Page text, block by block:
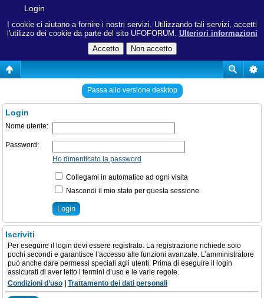
I cookie ci aiutano a fornire i nostri servizi. Utilizzando tali servizi, accetti
l'utilizzo dei cookie da parte del sito UFOFORUM. Ulteriori informazioni
Login
Passa allo versione desktop
Login
Nome utente:
Password:
Ho dimenticato la password
Collegami in automatico ad ogni visita
Nascondi il mio stato per questa sessione
Iscriviti
Per eseguire il login devi essere registrato. La registrazione richiede solo
pochi secondi e garantisce l’accesso alle funzioni avanzate. L’amministratore
può anche dare permessi speciali agli utenti. Prima di eseguire il login
assicurati di aver letto i termini d’uso e le varie regole.
Condizioni d’uso
Trattamento dei dati personali